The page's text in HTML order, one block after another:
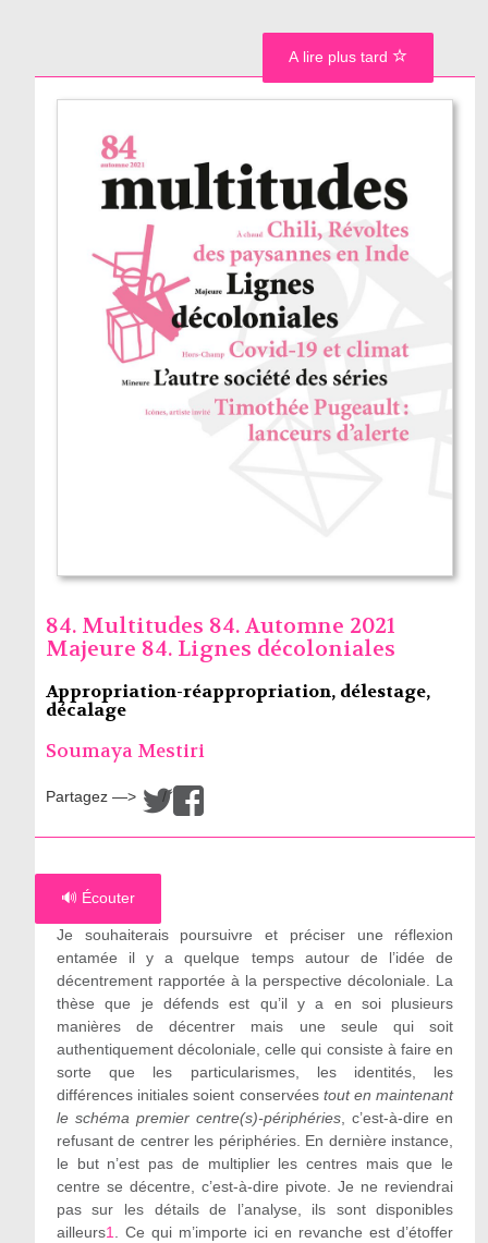
84. Multitudes 84. Automne 2021
Majeure 84. Lignes décoloniales
Appropriation-réappropriation, délestage,
décalage
Soumaya Mestiri
Partagez —> /
🔊 Écouter
Je souhaiterais poursuivre et préciser une réflexion
entamée il y a quelque temps autour de l’idée de
décentrement rapportée à la perspective décoloniale. La
thèse que je défends est qu’il y a en soi plusieurs
manières de décentrer mais une seule qui soit
authentiquement décoloniale, celle qui consiste à faire en
sorte que les particularismes, les identités, les
différences initiales soient conservées tout en maintenant
le schéma premier centre(s)-périphéries, c’est-à-dire en
refusant de centrer les périphéries. En dernière instance,
le but n’est pas de multiplier les centres mais que le
centre se décentre, c’est-à-dire pivote. Je ne reviendrai
pas sur les détails de l’analyse, ils sont disponibles
ailleurs1. Ce qui m’importe ici en revanche est d’étoffer
A lire plus tard